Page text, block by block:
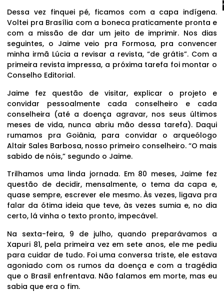
Dessa vez finquei pé, ficamos com a capa indígena.
Voltei pra Brasília com a boneca praticamente pronta e
com a missão de dar um jeito de imprimir. Nos dias
seguintes, o Jaime veio pra Formosa, pra convencer
minha irmã Lúcia a revisar a revista, “de grátis”. Com a
primeira revista impressa, a próxima tarefa foi montar o
Conselho Editorial.
Jaime fez questão de visitar, explicar o projeto e
convidar pessoalmente cada conselheiro e cada
conselheira (até a doença agravar, nos seus últimos
meses de vida, nunca abriu mão dessa tarefa). Daqui
rumamos pra Goiânia, para convidar o arqueólogo
Altair Sales Barbosa, nosso primeiro conselheiro. “O mais
sabido de nóis,” segundo o Jaime.
Trilhamos uma linda jornada. Em 80 meses, Jaime fez
questão de decidir, mensalmente, o tema da capa e,
quase sempre, escrever ele mesmo. Às vezes, ligava pra
falar da ótima ideia que teve, às vezes sumia e, no dia
certo, lá vinha o texto pronto, impecável.
Na sexta-feira, 9 de julho, quando preparávamos a
Xapuri 81, pela primeira vez em sete anos, ele me pediu
para cuidar de tudo. Foi uma conversa triste, ele estava
agoniado com os rumos da doença e com a tragédia
que o Brasil enfrentava. Não falamos em morte, mas eu
sabia que era o fim.